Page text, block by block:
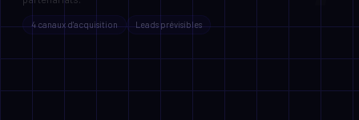
Dashboard, KPIs, pipeline
4 canaux, scripts, CRM
Contenu
4 canaux d'acquisition Leads prévisibles
LE TUNNEL D'ACQUISITION COMPLET